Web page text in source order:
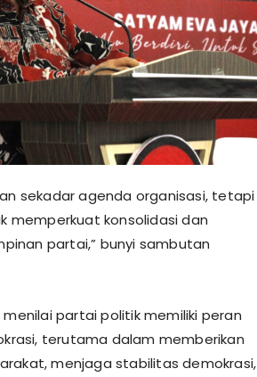
sekadar agenda organisasi, tetapi
memperkuat konsolidasi dan
partai,” bunyi sambutan
partai politik memiliki peran
terutama dalam memberikan
menjaga stabilitas demokrasi,